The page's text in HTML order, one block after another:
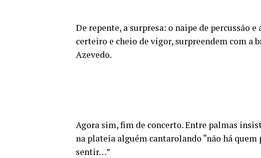
De repente, a surpresa: o naipe de percussão
certeiro e cheio de vigor, surpreendem com a
Azevedo.
Agora sim, fim de concerto. Entre palmas
na plateia alguém cantarolando “não há
sentir…”